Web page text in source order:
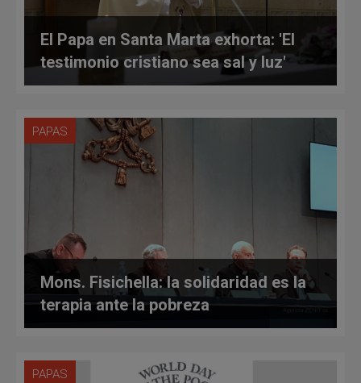
El Papa en Santa Marta exhorta: 'El
testimonio cristiano sea sal y luz'
PAPAS
Mons. Fisichella: la solidaridad es la
terapia ante la pobreza
PAPAS